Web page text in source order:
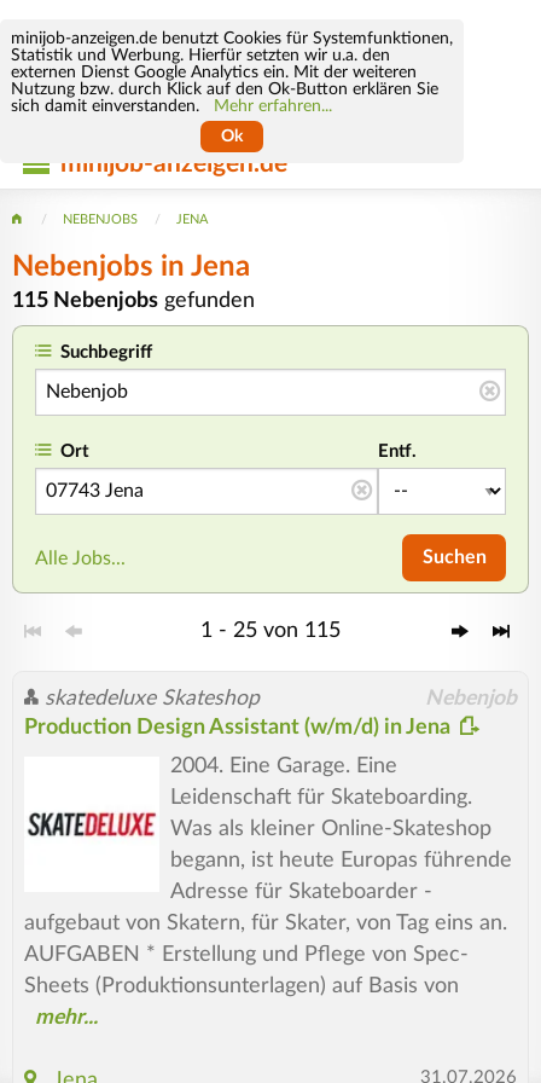
minijob-anzeigen.de benutzt Cookies für Systemfunktionen,
Statistik und Werbung. Hierfür setzten wir u.a. den
externen Dienst Google Analytics ein. Mit der weiteren
Nutzung bzw. durch Klick auf den Ok-Button erklären Sie
sich damit einverstanden.
Mehr erfahren...
Ok
minijob-anzeigen.de
NEBENJOBS JENA
Nebenjobs in Jena
115 Nebenjobs gefunden
Suchbegriff
Ort Entf.
Alle Jobs... Suchen
1 - 25 von 115
skatedeluxe Skateshop Nebenjob
Production Design Assistant (w/m/d) in Jena
2004. Eine Garage. Eine
Leidenschaft für Skateboarding.
Was als kleiner Online-Skateshop
begann, ist heute Europas führende
Adresse für Skateboarder -
aufgebaut von Skatern, für Skater, von Tag eins an.
AUFGABEN * Erstellung und Pflege von Spec-
Sheets (Produktionsunterlagen) auf Basis von
31.07.2026